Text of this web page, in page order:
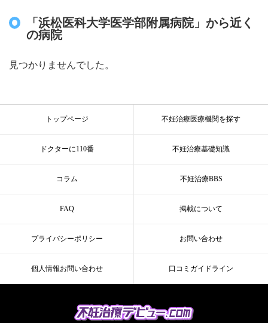
「浜松医科大学医学部附属病院」から近く
の病院
見つかりませんでした。
トップページ 不妊治療医療機関を探す
ドクターに110番 不妊治療基礎知識
コラム 不妊治療BBS
FAQ 掲載について
プライバシーポリシー お問い合わせ
個人情報お問い合わせ 口コミガイドライン